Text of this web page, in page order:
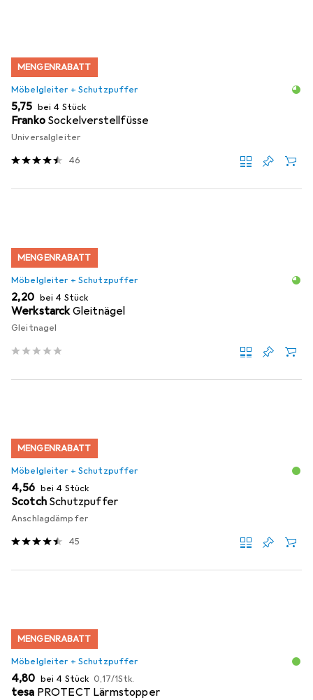
MENGENRABATT
Möbelgleiter + Schutzpuffer
EUR
5,75 bei 4 Stück
Franko Sockelverstellfüsse
Universalgleiter
46
MENGENRABATT
Möbelgleiter + Schutzpuffer
EUR
2,20 bei 4 Stück
WerkstarckGleitnägel
Gleitnagel
MENGENRABATT
Möbelgleiter + Schutzpuffer
EUR
4,56 bei 4 Stück
Scotch Schutzpuffer
Anschlagdämpfer
45
MENGENRABATT
Möbelgleiter + Schutzpuffer
EUR
4,80 bei 4 Stück EUR
0,17/1Stk.
tesa PROTECT Lärmstopper